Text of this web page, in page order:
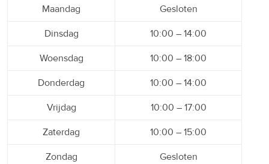
Maandag Gesloten
Dinsdag 10:00 – 14:00
Woensdag 10:00 – 18:00
Donderdag 10:00 – 14:00
Vrijdag 10:00 – 17:00
Zaterdag 10:00 – 15:00
Zondag Gesloten